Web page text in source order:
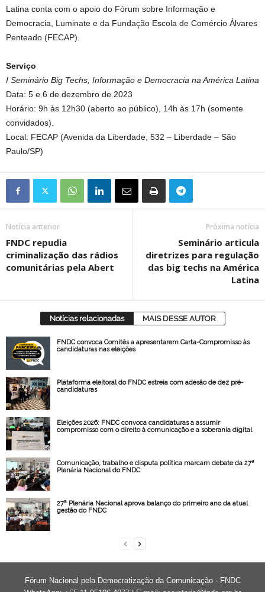
Latina conta com o apoio do Fórum sobre Informação e
Democracia, Luminate e da Fundação Escola de Comércio Álvares
Penteado (FECAP).
Serviço
I Seminário Big Techs, Informação e Democracia na América Latina
Data: 5 e 6 de dezembro de 2023
Horário: 9h às 12h30 (aberto ao público), 14h às 17h (somente
convidados).
Local: FECAP (Avenida da Liberdade, 532 – Liberdade – São
Paulo/SP)
Notícia anterior
FNDC repudia
criminalização das rádios
comunitárias pela Abert
Próxima notícia
Seminário articula
diretrizes para regulação
das big techs na América
Latina
Notícias relacionadas MAIS DESSE AUTOR
FNDC convoca Comitês a apresentarem Carta-Compromisso às
candidaturas nas eleições
Plataforma eleitoral do FNDC estreia com adesão de dez pré-
candidaturas
Eleições 2026: FNDC convoca candidaturas a assumir
compromisso com o direito à comunicação e a soberania digital
Comunicação, trabalho e disputa política marcam debate da 27ª
Plenária Nacional do FNDC
27ª Plenária Nacional aprova balanço do primeiro ano da atual
gestão do FNDC
Fórum Nacional pela Democratização da Comunicação - FNDC